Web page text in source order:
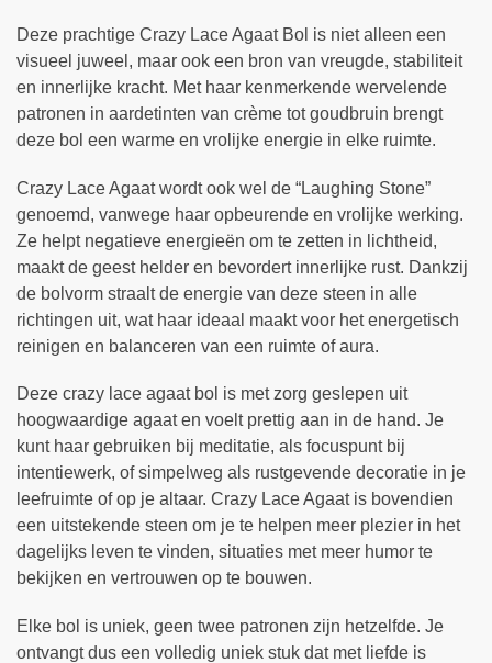
Deze prachtige Crazy Lace Agaat Bol is niet alleen een
visueel juweel, maar ook een bron van vreugde, stabiliteit
en innerlijke kracht. Met haar kenmerkende wervelende
patronen in aardetinten van crème tot goudbruin brengt
deze bol een warme en vrolijke energie in elke ruimte.
Crazy Lace Agaat wordt ook wel de “Laughing Stone”
genoemd, vanwege haar opbeurende en vrolijke werking.
Ze helpt negatieve energieën om te zetten in lichtheid,
maakt de geest helder en bevordert innerlijke rust. Dankzij
de bolvorm straalt de energie van deze steen in alle
richtingen uit, wat haar ideaal maakt voor het energetisch
reinigen en balanceren van een ruimte of aura.
Deze crazy lace agaat bol is met zorg geslepen uit
hoogwaardige agaat en voelt prettig aan in de hand. Je
kunt haar gebruiken bij meditatie, als focuspunt bij
intentiewerk, of simpelweg als rustgevende decoratie in je
leefruimte of op je altaar. Crazy Lace Agaat is bovendien
een uitstekende steen om je te helpen meer plezier in het
dagelijks leven te vinden, situaties met meer humor te
bekijken en vertrouwen op te bouwen.
Elke bol is uniek, geen twee patronen zijn hetzelfde. Je
ontvangt dus een volledig uniek stuk dat met liefde is